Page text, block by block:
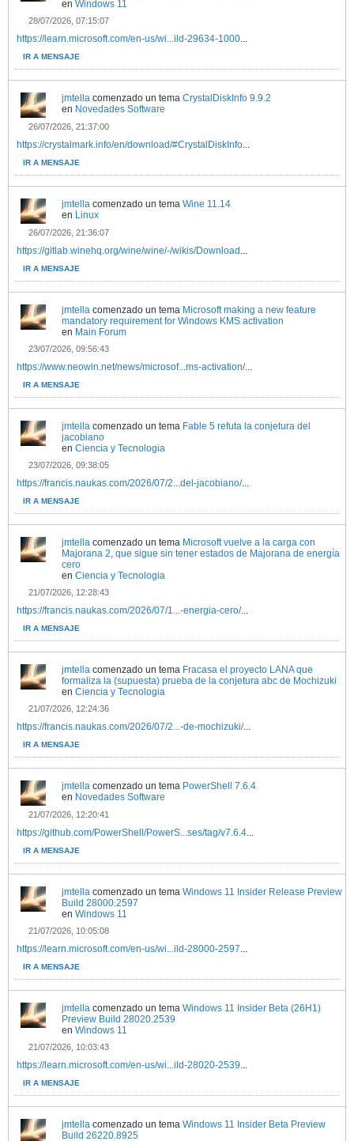
en Windows 11
28/07/2026, 07:15:07
https://learn.microsoft.com/en-us/wi...ild-29634-1000...
IR A MENSAJE
jmtella comenzado un tema CrystalDiskInfo 9.9.2
en Novedades Software
26/07/2026, 21:37:00
https://crystalmark.info/en/download/#CrystalDiskInfo...
IR A MENSAJE
jmtella comenzado un tema Wine 11.14
en Linux
26/07/2026, 21:36:07
https://gitlab.winehq.org/wine/wine/-/wikis/Download ...
IR A MENSAJE
jmtella comenzado un tema Microsoft making a new feature
mandatory requirement for Windows KMS activation
en Main Forum
23/07/2026, 09:56:43
https://www.neowin.net/news/microsof...ms-activation/...
IR A MENSAJE
jmtella comenzado un tema Fable 5 refuta la conjetura del
jacobiano
en Ciencia y Tecnologia
23/07/2026, 09:38:05
https://francis.naukas.com/2026/07/2...del-jacobiano/...
IR A MENSAJE
jmtella comenzado un tema Microsoft vuelve a la carga con
Majorana 2, que sigue sin tener estados de Majorana de energía
cero
en Ciencia y Tecnologia
21/07/2026, 12:28:43
https://francis.naukas.com/2026/07/1...-energia-cero/...
IR A MENSAJE
jmtella comenzado un tema Fracasa el proyecto LANA que
formaliza la (supuesta) prueba de la conjetura abc de Mochizuki
en Ciencia y Tecnologia
21/07/2026, 12:24:36
https://francis.naukas.com/2026/07/2...-de-mochizuki/...
IR A MENSAJE
jmtella comenzado un tema PowerShell 7.6.4
en Novedades Software
21/07/2026, 12:20:41
https://github.com/PowerShell/PowerS...ses/tag/v7.6.4...
IR A MENSAJE
jmtella comenzado un tema Windows 11 Insider Release Preview
Build 28000.2597
en Windows 11
21/07/2026, 10:05:08
https://learn.microsoft.com/en-us/wi...ild-28000-2597...
IR A MENSAJE
jmtella comenzado un tema Windows 11 Insider Beta (26H1)
Preview Build 28020.2539
en Windows 11
21/07/2026, 10:03:43
https://learn.microsoft.com/en-us/wi...ild-28020-2539...
IR A MENSAJE
jmtella comenzado un tema Windows 11 Insider Beta Preview
Build 26220.8925